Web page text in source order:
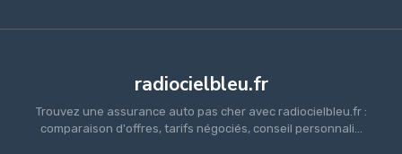
radiocielbleu.fr
Trouvez une assurance auto pas cher avec radiocielbleu.fr :
comparaison d'offres, tarifs négociés, conseil personnali...